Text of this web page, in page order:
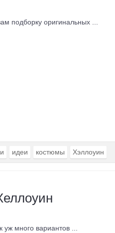
подборку оригинальных ...
идеи костюмы Хэллоуин
много вариантов ...